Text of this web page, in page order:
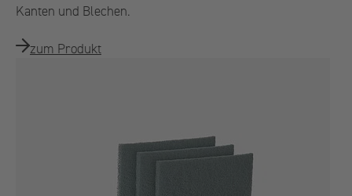
Kanten und Blechen.
zum Produkt